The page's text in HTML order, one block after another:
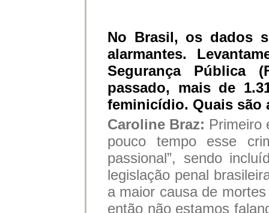
No Brasil, os dados
alarmantes.
Segurança Pública
passado, mais de
feminicídio. Quais são
Caroline Braz: Primeiro
pouco tempo esse
passional”, sendo
legislação penal
a maior causa de
então não estamos